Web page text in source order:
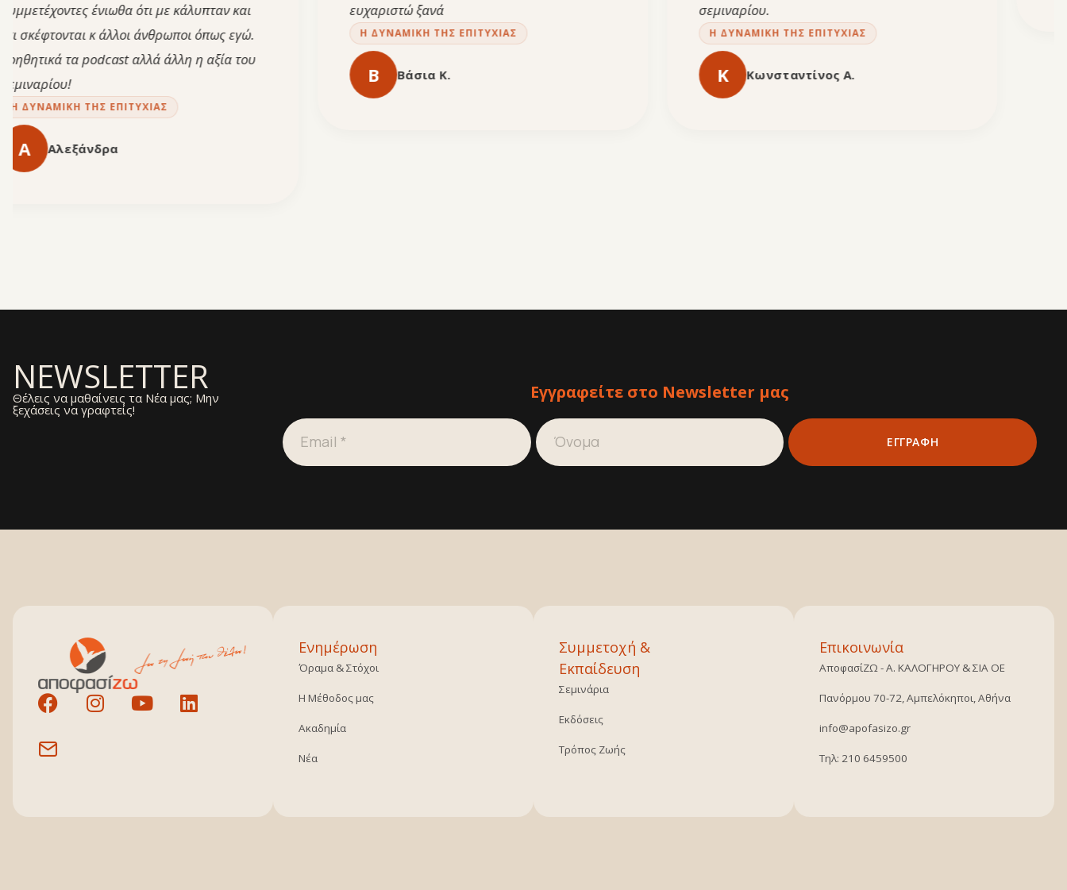
ένιωθα ότι με κάλυπταν και
κ άλλοι άνθρωποι όπως εγώ.
τα podcast αλλά άλλη η αξία του
ΤΗΣ ΕΠΙΤΥΧΊΑΣ
Αλεξάνδρα
ευχαριστώ ξανά
Η ΔΥΝΑΜΙΚΉ ΤΗΣ ΕΠΙΤΥΧΊΑΣ
Βάσια Κ.
σεμιναρίου.
Η ΔΥΝΑΜΙΚΉ ΤΗΣ ΕΠΙΤΥΧΊΑΣ
Κωνσταντίνος Α.
NEWSLETTER
Θέλεις να μαθαίνεις τα Νέα μας; Μην
ξεχάσεις να γραφτείς!
Εγγραφείτε στο Newsletter μας
ΕΓΓΡΑΦΗ
Ενημέρωση
Όραμα & Στόχοι
Η Μέθοδος μας
Ακαδημία
Νέα
Συμμετοχή &
Εκπαίδευση
Σεμινάρια
Εκδόσεις
Τρόπος Ζωής
Επικοινωνία
ΑποφασίΖΩ - Α. ΚΑΛΟΓΗΡΟΥ & ΣΙΑ ΟΕ
Πανόρμου 70-72, Αμπελόκηποι, Αθήνα
info@apofasizo.gr
Τηλ: 210 6459500